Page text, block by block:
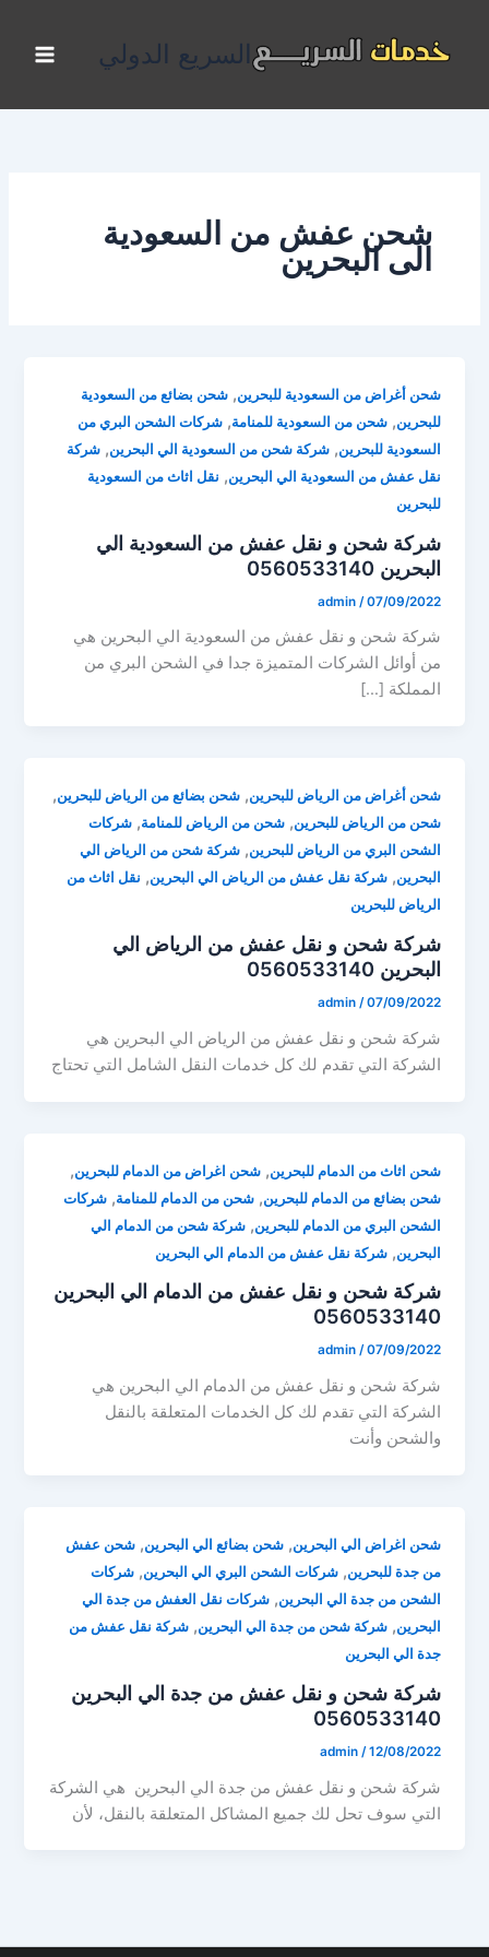
المحتوى
السريع الدولي
شحن عفش من السعودية
الى البحرين
شحن أغراض من السعودية للبحرين,شحن بضائع من السعودية
للبحرين,شحن من السعودية للمنامة,شركات الشحن البري من
السعودية للبحرين,شركة شحن من السعودية الي البحرين,شركة
نقل عفش من السعودية الي البحرين, نقل اثاث من السعودية
للبحرين
شركة شحن و نقل عفش من السعودية الي
البحرين 0560533140
admin /07/09/2022
شركة شحن و نقل عفش من السعودية الي البحرين هي
من أوائل الشركات المتميزة جدا في الشحن البري من
المملكة […]
شحن أغراض من الرياض للبحرين,شحن بضائع من الرياض للبحرين,
شحن من الرياض للبحرين,شحن من الرياض للمنامة,شركات
الشحن البري من الرياض للبحرين,شركة شحن من الرياض الي
البحرين,شركة نقل عفش من الرياض الي البحرين, نقل اثاث من
الرياض للبحرين
شركة شحن و نقل عفش من الرياض الي
البحرين 0560533140
admin /07/09/2022
شركة شحن و نقل عفش من الرياض الي البحرين هي
الشركة التي تقدم لك كل خدمات النقل الشامل التي تحتاج
شحن اثاث من الدمام للبحرين,شحن اغراض من الدمام للبحرين,
شحن بضائع من الدمام للبحرين,شحن من الدمام للمنامة,شركات
الشحن البري من الدمام للبحرين,شركة شحن من الدمام الي
البحرين,شركة نقل عفش من الدمام الي البحرين
شركة شحن و نقل عفش من الدمام الي البحرين
0560533140
admin /07/09/2022
شركة شحن و نقل عفش من الدمام الي البحرين هي
الشركة التي تقدم لك كل الخدمات المتعلقة بالنقل
والشحن وأنت
شحن اغراض الي البحرين,شحن بضائع الي البحرين,شحن عفش
من جدة للبحرين,شركات الشحن البري الي البحرين,شركات
الشحن من جدة الي البحرين,شركات نقل العفش من جدة الي
البحرين,شركة شحن من جدة الي البحرين,شركة نقل عفش من
جدة الي البحرين
شركة شحن و نقل عفش من جدة الي البحرين
0560533140
admin /12/08/2022
شركة شحن و نقل عفش من جدة الي البحرين هي الشركة
التي سوف تحل لك جميع المشاكل المتعلقة بالنقل، لأن